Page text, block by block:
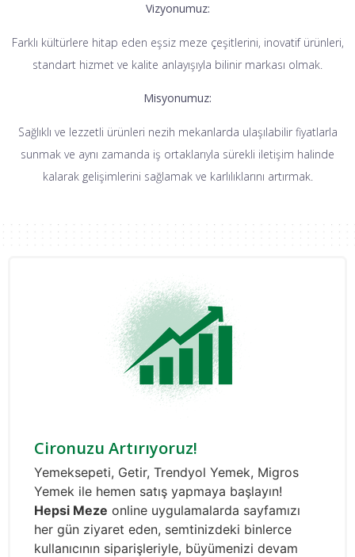
Vizyonumuz:
Farklı kültürlere hitap eden eşsiz meze çeşitlerini, inovatif ürünleri,
standart hizmet ve kalite anlayışıyla bilinir markası olmak.
Misyonumuz:
Sağlıklı ve lezzetli ürünleri nezih mekanlarda ulaşılabilir fiyatlarla
sunmak ve aynı zamanda iş ortaklarıyla sürekli iletişim halinde
kalarak gelişimlerini sağlamak ve karlılıklarını artırmak.
Cironuzu Artırıyoruz!
Yemeksepeti, Getir, Trendyol Yemek, Migros
Yemek ile hemen satış yapmaya başlayın!
Hepsi Meze online uygulamalarda sayfamızı
her gün ziyaret eden, semtinizdeki binlerce
kullanıcının siparişleriyle, büyümenizi devam